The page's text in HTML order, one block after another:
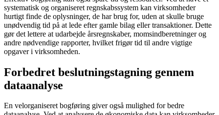
systematisk og organiseret regnskabssystem kan virksomheder
hurtigt finde de oplysninger, de har brug for, uden at skulle bruge
unødvendig tid på at lede efter gamle bilag eller transaktioner. Dette
gør det lettere at udarbejde årsregnskaber, momsindberetninger og
andre nødvendige rapporter, hvilket frigør tid til andre vigtige
opgaver i virksomheden.
Forbedret beslutningstagning gennem
dataanalyse
En velorganiseret bogføring giver også mulighed for bedre